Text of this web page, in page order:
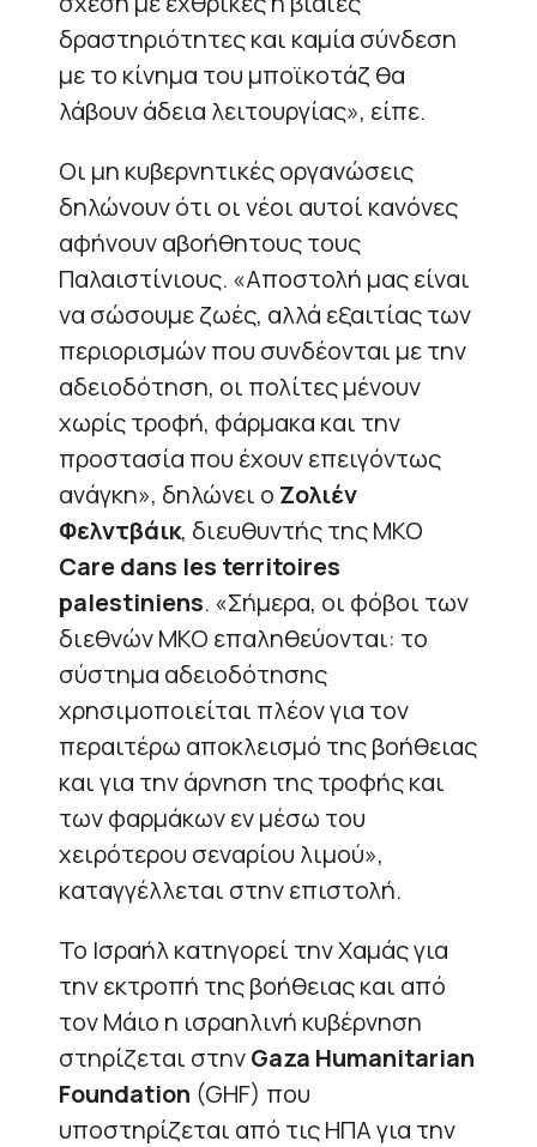
δραστηριότητες και καμία σύνδεση
με το κίνημα του μποϊκοτάζ θα
λάβουν άδεια λειτουργίας», είπε.
Οι μη κυβερνητικές οργανώσεις
δηλώνουν ότι οι νέοι αυτοί κανόνες
αφήνουν αβοήθητους τους
Παλαιστίνιους. «Αποστολή μας είναι
να σώσουμε ζωές, αλλά εξαιτίας των
περιορισμών που συνδέονται με την
αδειοδότηση, οι πολίτες μένουν
χωρίς τροφή, φάρμακα και την
προστασία που έχουν επειγόντως
ανάγκη», δηλώνει ο Ζολιέν
Φελντβάικ, διευθυντής της ΜΚΟ
Care dans les territoires
palestiniens. «Σήμερα, οι φόβοι των
διεθνών ΜΚΟ επαληθεύονται: το
σύστημα αδειοδότησης
χρησιμοποιείται πλέον για τον
περαιτέρω αποκλεισμό της βοήθειας
και για την άρνηση της τροφής και
των φαρμάκων εν μέσω του
χειρότερου σεναρίου λιμού»,
καταγγέλλεται στην επιστολή.
Το Ισραήλ κατηγορεί την Χαμάς για
την εκτροπή της βοήθειας και από
τον Μάιο η ισραηλινή κυβέρνηση
στηρίζεται στηνGaza Humanitarian
Foundation (GHF) που
υποστηρίζεται από τις ΗΠΑ για την